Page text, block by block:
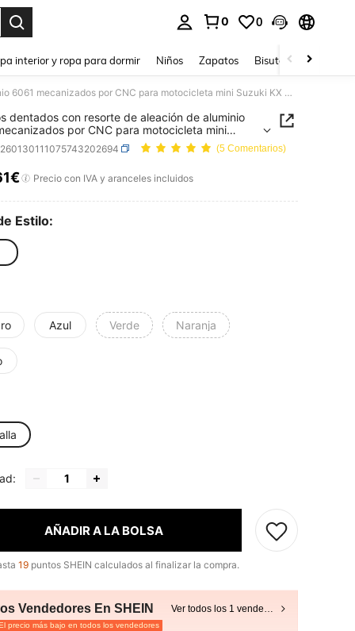
0 0
interior y ropa para dormir Niños Zapatos Bisutería Y
Estribos dentados con resorte de aleación de aluminio 6061 mecanizados por CNC para motocicleta mini Suzuki KX KLX 50cc-250cc CT200U, SSR Apollo RFZ TaoTao Lifan Kayo Coolster Dirt Bike
dentados con resorte de aleación de aluminio
por CNC para motocicleta mini
KX KLX 50cc-250cc CT200U, SSR Apollo RFZ
Lifan Kayo Coolster Dirt Bike
(5 Comentarios)
AND AVAILABILITY
Precio con IVA y aranceles incluidos
Estilo:
Azul Verde Naranja
AÑADIR A LA BOLSA
19 puntos SHEIN calculados al finalizar la compra.
Vendedores En SHEIN Ver todos los 1 vendedores
precio más bajo en todos los vendedores